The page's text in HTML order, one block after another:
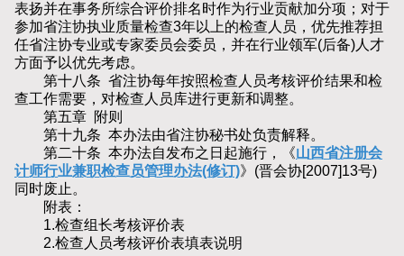
表扬并在事务所综合评价排名时作为行业贡献加分项；对于
参加省注协执业质量检查3年以上的检查人员，优先推荐担
任省注协专业或专家委员会委员，并在行业领军(后备)人才
方面予以优先考虑。
第十八条 省注协每年按照检查人员考核评价结果和检
查工作需要，对检查人员库进行更新和调整。
第五章 附则
第十九条 本办法由省注协秘书处负责解释。
第二十条 本办法自发布之日起施行，《山西省注册会
计师行业兼职检查员管理办法(修订)》(晋会协[2007]13号)
同时废止。
附表：
1.检查组长考核评价表
2.检查人员考核评价表填表说明